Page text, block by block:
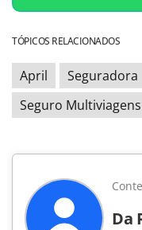
TÓPICOS RELACIONADOS
April Seguradora
Seguro Multiviagens
Da